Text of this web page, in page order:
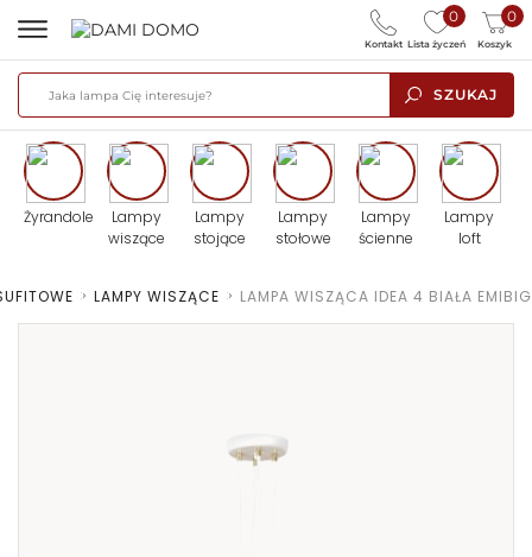
SZUKAJ
0
Lista życzeń
0
Koszyk
Kontakt
Żyrandole
Lampy
wiszące
Lampy
stojące
Lampy
stołowe
Lampy
ścienne
Lampy
loft
> LAMPY WISZĄCE > LAMPA WISZĄCA IDEA 4 BIAŁA EMIBIG